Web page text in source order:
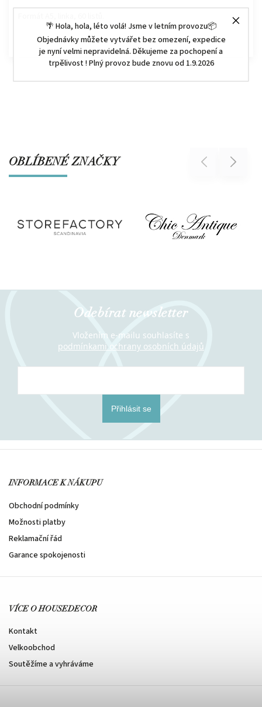
🌴 Hola, hola, léto volá! Jsme v letním provozu📦
Objednávky můžete vytvářet bez omezení, expedice
je nyní velmi nepravidelná. Děkujeme za pochopení a
trpělivost ! Plný provoz bude znovu od 1.9.2026
OBLÍBENÉ ZNAČKY Previous Next
Odebírat newsletter
Vložením e-mailu souhlasíte s
podmínkami ochrany osobních údajů
Přihlásit se
INFORMACE K NÁKUPU
Obchodní podmínky
Možnosti platby
Reklamační řád
Garance spokojenosti
VÍCE O HOUSEDECOR
Kontakt
Velkoobchod
Soutěžíme a vyhráváme